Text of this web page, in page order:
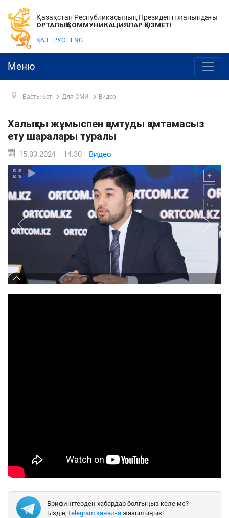
Қазақстан Республикасының Президенті жанындағы
ОРТАЛЫҚ КОММУНИКАЦИЯЛАР ҚЫЗМЕТІ
ҚАЗ РУС ENG
Меню
Басты бет Для СМИ Видео
Халықты жұмыспен қамтуды қамтамасыз
ету шаралары туралы
15.03.2024 _ 14:30 Видео
Брифингтерден хабардар болғыңыз келе ме?
Біздің Telegram каналға жазылыңыз!